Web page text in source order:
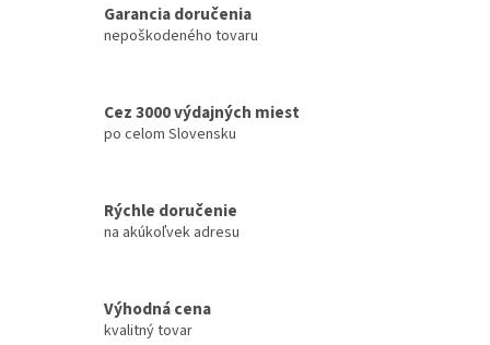
Garancia doručenia
nepoškodeného tovaru
Cez 3000 výdajných miest
po celom Slovensku
Rýchle doručenie
na akúkoľvek adresu
Výhodná cena
kvalitný tovar